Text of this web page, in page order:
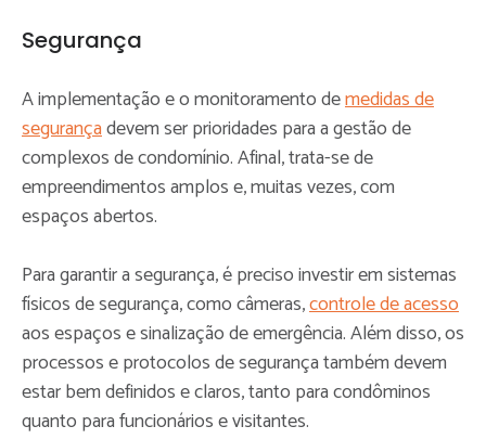
Segurança
A implementação e o monitoramento demedidas de
segurançadevem ser prioridades para a gestão de
complexos de condomínio. Afinal, trata-se de
empreendimentos amplos e, muitas vezes, com
espaços abertos.
Para garantir a segurança, é preciso investir em sistemas
físicos de segurança, como câmeras,controle de acesso
aos espaços e sinalização de emergência. Além disso, os
processos e protocolos de segurança também devem
estar bem definidos e claros, tanto para condôminos
quanto para funcionários e visitantes.